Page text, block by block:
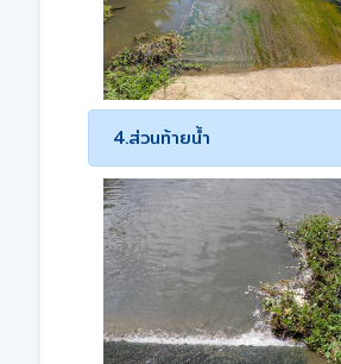
4.ส่วนท้ายน้ำ